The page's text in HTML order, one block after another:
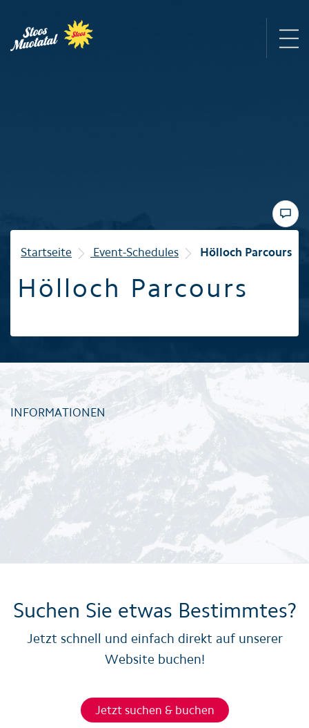
Winter
Familie
Startseite Event-Schedules Hölloch Parcours
Hölloch Parcours
INFORMATIONEN
Suchen Sie etwas Bestimmtes?
Jetzt schnell und einfach direkt auf unserer
Website buchen!
Jetzt suchen & buchen